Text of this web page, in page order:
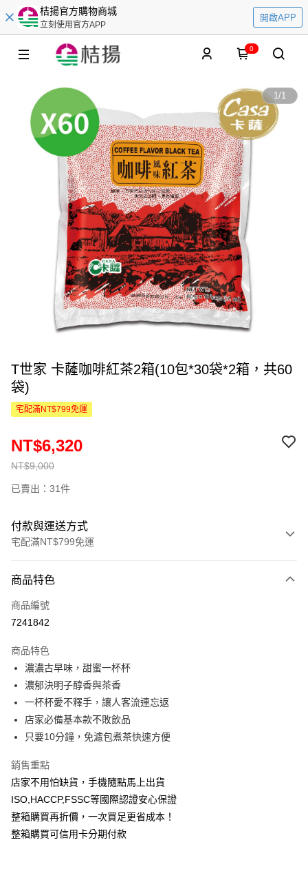
桔揚官方購物商城
立刻使用官方APP
開啟APP
0
1/1
T世家 卡薩咖啡紅茶2箱(10包*30袋*2箱，共60
袋)
宅配滿NT$799免運
NT$9,000
NT$6,320
已賣出：31件
付款與運送方式
宅配滿NT$799免運
信用卡一次付款
信用卡分期付款
合作金庫商業銀行
華南商業銀行
上海商業儲蓄銀行
國泰世華商業銀行
兆豐國際商業銀行
臺灣中小企業銀行
匯豐（台灣）商業銀行
聯邦商業銀行
遠東國際商業銀行
元大商業銀行
台新國際商業銀行
台灣樂天信用卡公司
LINE Pay
Apple Pay
運送方式
台灣本島
每筆NT$150，滿NT$799(含以上)免運費
離島（澎湖、金門、馬祖、小琉球、綠島、蘭嶼）
每筆NT$300
商品特色
商品編號
7241842
商品特色
濃濃古早味，甜蜜一杯杯
濃郁決明子醇香與茶香
一杯杯愛不釋手，讓人客流連忘返
店家必備基本款不敗飲品
只要10分鐘，免濾包煮茶快速方便
銷售重點
店家不用怕缺貨，手機隨點馬上出貨
ISO,HACCP,FSSC等國際認證安心保證
整箱購買再折價，一次買足更省成本！
整箱購買可信用卡分期付款